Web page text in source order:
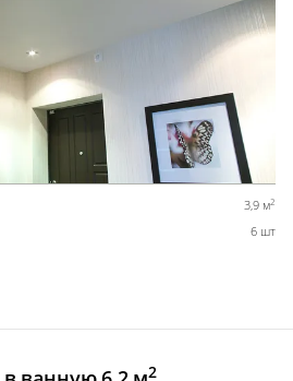
3,9 м2
6 шт
2